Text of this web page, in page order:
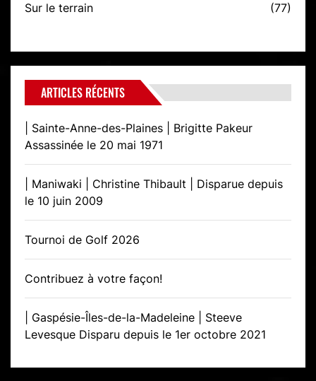
Sur le terrain (77)
ARTICLES RÉCENTS
| Sainte-Anne-des-Plaines | Brigitte Pakeur
Assassinée le 20 mai 1971
| Maniwaki | Christine Thibault | Disparue depuis
le 10 juin 2009
Tournoi de Golf 2026
Contribuez à votre façon!
| Gaspésie-Îles-de-la-Madeleine | Steeve
Levesque Disparu depuis le 1er octobre 2021